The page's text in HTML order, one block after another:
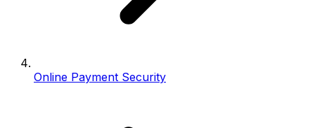
Online Payment Security